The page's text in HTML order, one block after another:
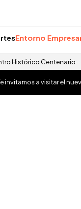
Entorno
Histórico Centenario
invitamos a visitar el